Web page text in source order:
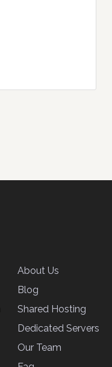
About Us
Blog
Shared Hosting
Dedicated Servers
Our Team